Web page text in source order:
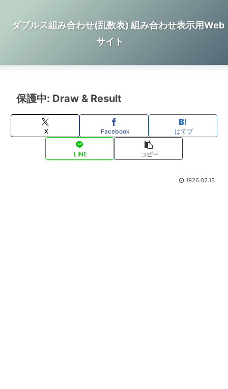
ダブルス組み合わせ(乱数表) 組み合わせ表示用Web
サイト
保護中: Draw & Result
X Facebook はてブ
LINE コピー
1926.02.13